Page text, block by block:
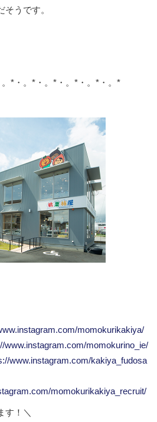
そうです。
*・。*・。*・。*・。*・。*
momokurikakiya/
www.instagram.com/momokurino_ie/
www.instagram.com/kakiya_fudosa
momokurikakiya_recruit/
す！＼